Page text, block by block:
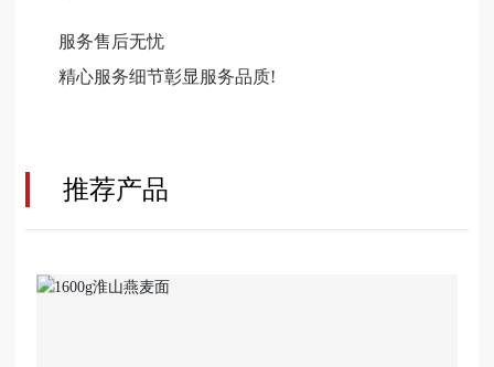
服务售后无忧
精心服务细节彰显服务品质!
推荐产品